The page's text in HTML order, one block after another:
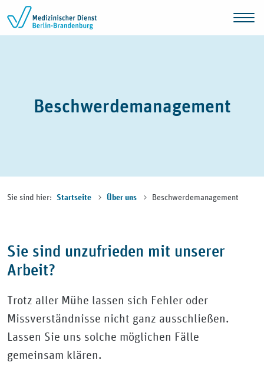
Zum Inhalt springen
Beschwerdemanagement
Sie sind hier: Startseite Über uns Beschwerdemanagement
Sie sind unzufrieden mit unserer
Arbeit?
Trotz aller Mühe lassen sich Fehler oder
Missverständnisse nicht ganz ausschließen.
Lassen Sie uns solche möglichen Fälle
gemeinsam klären.